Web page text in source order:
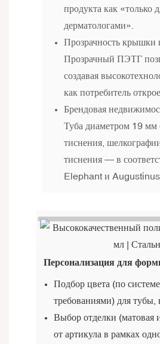
продукта как «только
дерматологами».
Прозрачность
Прозрачный ПЭТГ
создавая
как потребитель
Брендовая
Туба диаметром 19 мм
тиснения,
тиснения — в
Elephant и
Персонализация для
Подбор цвета (по
требованиями) для тубы,
Выбор отделки (матовая
от артикула в рамках